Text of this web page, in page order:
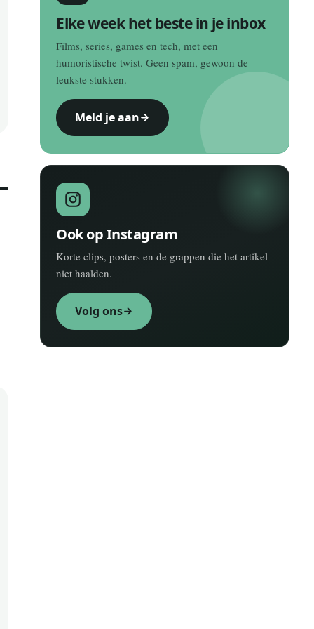
Elke week het beste in je inbox
Films, series, games en tech, met een
humoristische twist. Geen spam, gewoon de
leukste stukken.
Meld je aan
Ook op Instagram
Korte clips, posters en de grappen die het artikel
niet haalden.
Volg ons